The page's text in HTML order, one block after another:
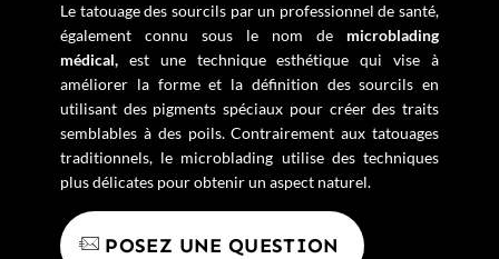
Le tatouage des sourcils par un professionnel de santé,
également connu sous le nom de microblading
médical, est une technique esthétique qui vise à
améliorer la forme et la définition des sourcils en
utilisant des pigments spéciaux pour créer des traits
semblables à des poils. Contrairement aux tatouages
traditionnels, le microblading utilise des techniques
plus délicates pour obtenir un aspect naturel.
POSEZ UNE QUESTION